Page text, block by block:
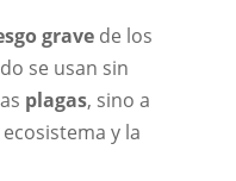
gravede los
se usan sin
plagas, sino a
y la